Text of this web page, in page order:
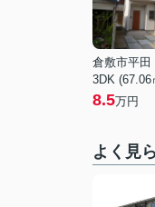
倉敷市平田
3DK (67.06
8.5万円
よく見